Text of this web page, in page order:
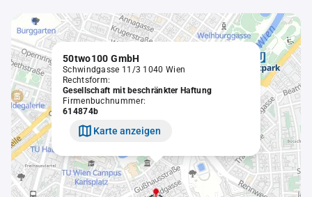
50two100 GmbH
Schwindgasse 11/3 1040 Wien
Rechtsform:
Gesellschaft mit beschränkter Haftung
Firmenbuchnummer:
614874b
Karte anzeigen